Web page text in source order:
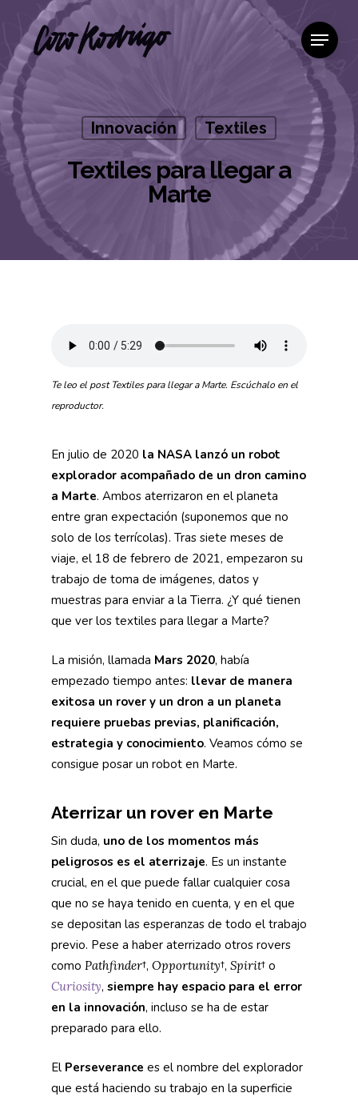
Innovación Textiles
Textiles para llegar a
Marte
Te leo el post Textiles para llegar a Marte. Escúchalo en el
reproductor.
En julio de 2020 la NASA lanzó un robot
explorador acompañado de un dron camino
a Marte. Ambos aterrizaron en el planeta
entre gran expectación (suponemos que no
solo de los terrícolas). Tras siete meses de
viaje, el 18 de febrero de 2021, empezaron su
trabajo de toma de imágenes, datos y
muestras para enviar a la Tierra. ¿Y qué tienen
que ver los textiles para llegar a Marte?
La misión, llamada Mars 2020, había
empezado tiempo antes: llevar de manera
exitosa un rover y un dron a un planeta
requiere pruebas previas, planificación,
estrategia y conocimiento. Veamos cómo se
consigue posar un robot en Marte.
Aterrizar un rover en Marte
Sin duda, uno de los momentos más
peligrosos es el aterrizaje. Es un instante
crucial, en el que puede fallar cualquier cosa
que no se haya tenido en cuenta, y en el que
se depositan las esperanzas de todo el trabajo
previo. Pese a haber aterrizado otros rovers
como Pathfinder†, Opportunity†, Spirit† o
Curiosity, siempre hay espacio para el error
en la innovación, incluso se ha de estar
preparado para ello.
El Perseverance es el nombre del explorador
que está haciendo su trabajo en la superficie